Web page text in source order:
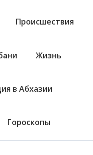
Происшествия
Жизнь
в Абхазии
Гороскопы